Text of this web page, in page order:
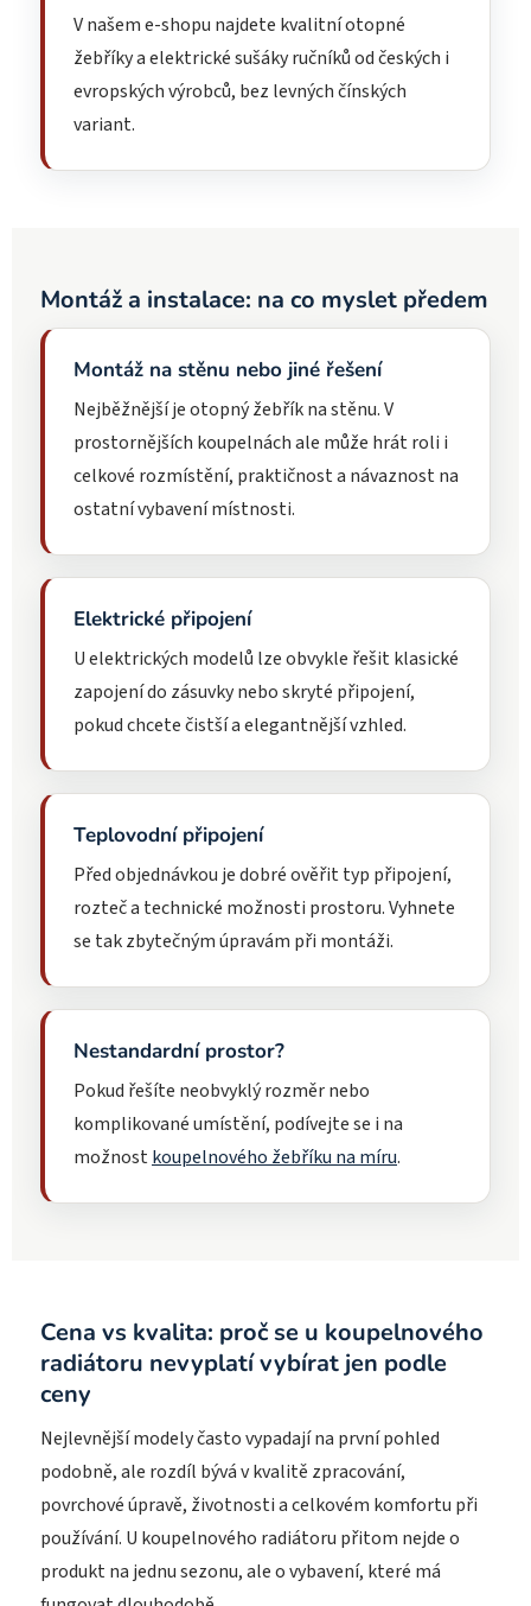
V našem e-shopu najdete kvalitní otopné
žebříky a elektrické sušáky ručníků od českých i
evropských výrobců, bez levných čínských
variant.
Montáž a instalace: na co myslet předem
Montáž na stěnu nebo jiné řešení
Nejběžnější je otopný žebřík na stěnu. V
prostornějších koupelnách ale může hrát roli i
celkové rozmístění, praktičnost a návaznost na
ostatní vybavení místnosti.
Elektrické připojení
U elektrických modelů lze obvykle řešit klasické
zapojení do zásuvky nebo skryté připojení,
pokud chcete čistší a elegantnější vzhled.
Teplovodní připojení
Před objednávkou je dobré ověřit typ připojení,
rozteč a technické možnosti prostoru. Vyhnete
se tak zbytečným úpravám při montáži.
Nestandardní prostor?
Pokud řešíte neobvyklý rozměr nebo
komplikované umístění, podívejte se i na
možnost koupelnového žebříku na míru.
Cena vs kvalita: proč se u koupelnového
radiátoru nevyplatí vybírat jen podle
ceny
Nejlevnější modely často vypadají na první pohled
podobně, ale rozdíl bývá v kvalitě zpracování,
povrchové úpravě, životnosti a celkovém komfortu při
používání. U koupelnového radiátoru přitom nejde o
produkt na jednu sezonu, ale o vybavení, které má